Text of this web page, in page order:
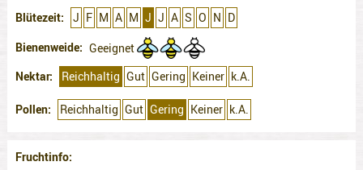
Blütezeit J F M A M J J A S O N D
Bienenweide
Geeignet
Nektar
Reichhaltig Gut Gering Keiner k.A.
Pollen Reichhaltig Gut Gering Keiner k.A.
Fruchtinfo